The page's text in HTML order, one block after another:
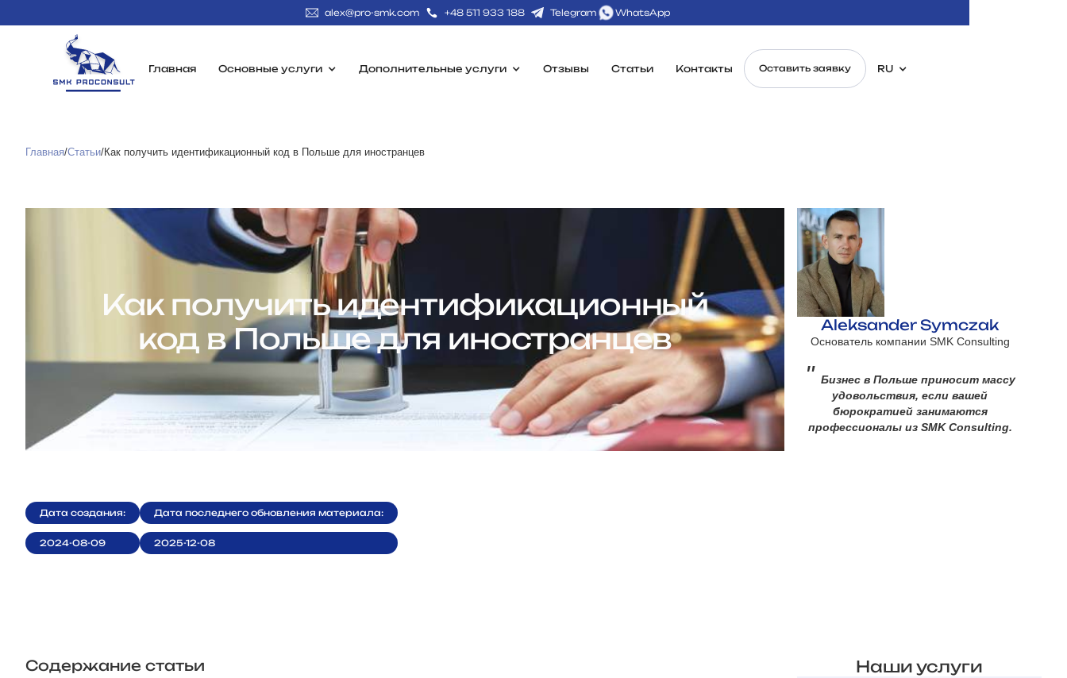
alex@pro-smk.com +48 511 933 188 Telegram WhatsApp
Главная Основные услуги Дополнительные услуги Отзывы Статьи Контакты Оставить заявку RU
Главная/Статьи/Как получить идентификационный код в Польше для иностранцев
Как получить идентификационный
код в Польше для иностранцев
Aleksander Symczak
Основатель компании SMK Consulting
" Бизнес в Польше приносит массу
удовольствия, если вашей
бюрократией занимаются
профессионалы из SMK Consulting.
Дата создания:
2024-08-09
Дата последнего обновления материала:
2025-12-08
Содержание статьи Наши услуги